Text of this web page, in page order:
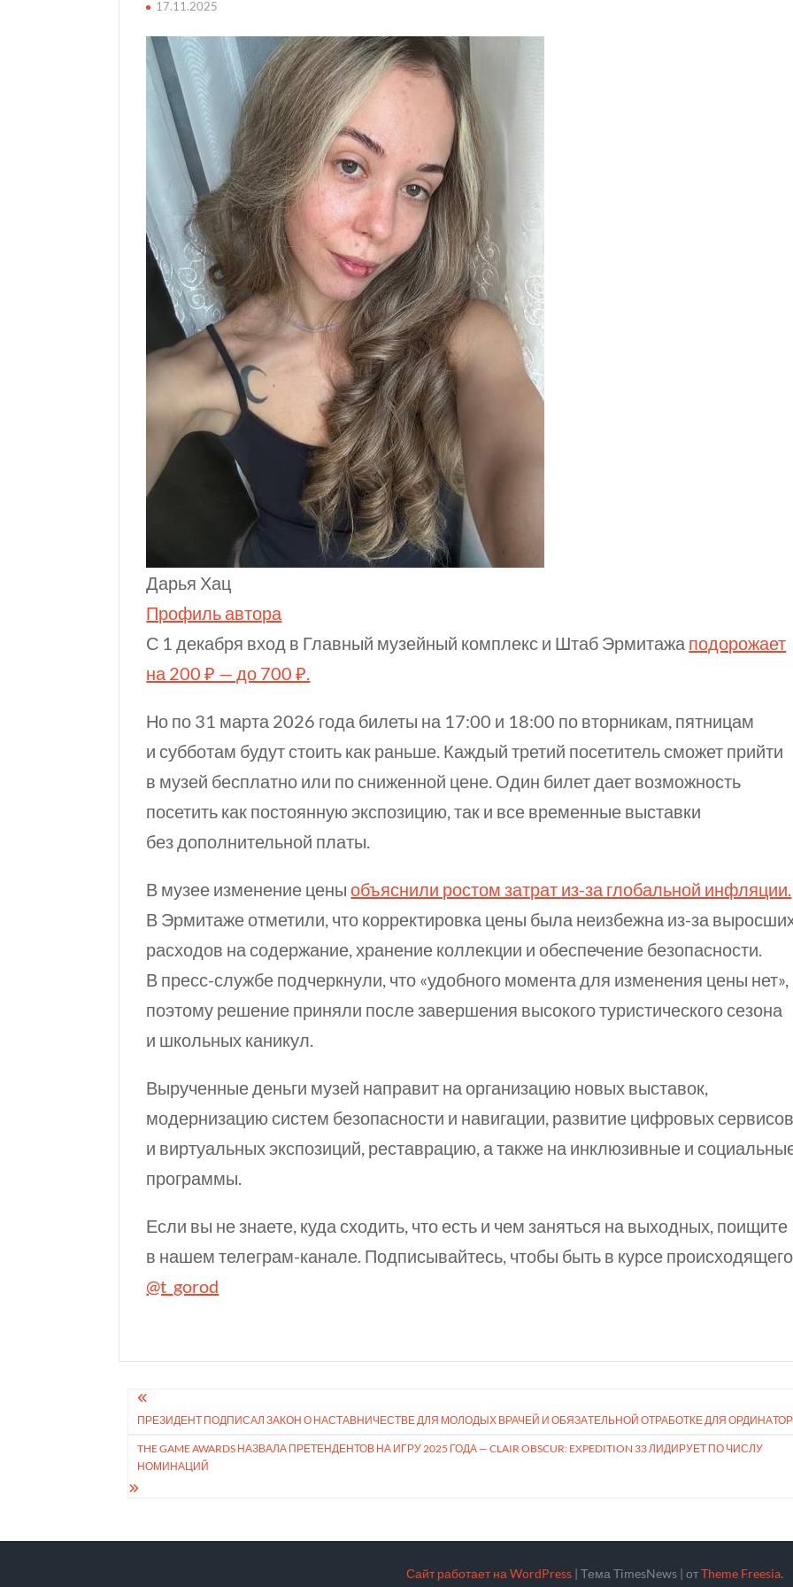
17.11.2025
Дарья Хац
Профиль автора
С 1 декабря вход в Главный музейный комплекс и Штаб Эрмитажа подорожает
на 200 ₽ — до 700 ₽.
Но по 31 марта 2026 года билеты на 17:00 и 18:00 по вторникам, пятницам
и субботам будут стоить как раньше. Каждый третий посетитель сможет прийти
в музей бесплатно или по сниженной цене. Один билет дает возможность
посетить как постоянную экспозицию, так и все временные выставки
без дополнительной платы.
В музее изменение ценыобъяснили ростом затрат из-за глобальной инфляции.
В Эрмитаже отметили, что корректировка цены была неизбежна из-за
расходов на содержание, хранение коллекции и обеспечение безопасности.
В пресс-службе подчеркнули, что «удобного момента для изменения цены нет»,
поэтому решение приняли после завершения высокого туристического сезона
и школьных каникул.
Вырученные деньги музей направит на организацию новых выставок,
модернизацию систем безопасности и навигации, развитие цифровых сервисов
и виртуальных экспозиций, реставрацию, а также на инклюзивные и
программы.
Если вы не знаете, куда сходить, что есть и чем заняться на выходных, поищите
в нашем телеграм-канале. Подписывайтесь, чтобы быть в курсе
@t_gorod
Навигация
по
записям
ПРЕЗИДЕНТ ПОДПИСАЛ ЗАКОН О НАСТАВ­НИ­ЧЕСТВЕ ДЛЯ МОЛОДЫХ ВРАЧЕЙ И ОБЯЗА­ТЕЛЬ­НОЙ ОТРА­БОТКЕ ДЛЯ
THE GAME AWARDS НАЗВАЛА ПРЕТЕНДЕН­ТОВ НА ИГРУ 2025 ГОДА — CLAIR OBSCUR: EXPEDI­TION 33​ ЛИДИРУЕТ ПО ЧИСЛУ
НОМИНАЦИЙ
Сайт работает на WordPress | Тема TimesNews | отTheme Freesia.